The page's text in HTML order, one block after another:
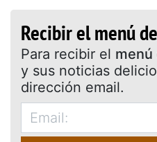
Recibir el menú
Para recibir el menú
y sus noticias
dirección email.